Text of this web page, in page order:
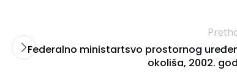
Federalno ministartsvo prostornog
okoliša, 2002.